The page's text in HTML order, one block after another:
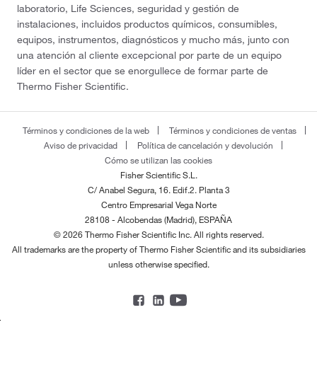
laboratorio, Life Sciences, seguridad y gestión de
instalaciones, incluidos productos químicos, consumibles,
equipos, instrumentos, diagnósticos y mucho más, junto con
una atención al cliente excepcional por parte de un equipo
líder en el sector que se enorgullece de formar parte de
Thermo Fisher Scientific.
Términos y condiciones de la web
Términos y condiciones de ventas
Aviso de privacidad
Política de cancelación y devolución
Cómo se utilizan las cookies
Fisher Scientific S.L.
C/ Anabel Segura, 16. Edif.2. Planta 3
Centro Empresarial Vega Norte
28108 - Alcobendas (Madrid), ESPAÑA
© 2026 Thermo Fisher Scientific Inc. All rights reserved.
All trademarks are the property of Thermo Fisher Scientific and its subsidiaries
unless otherwise specified.